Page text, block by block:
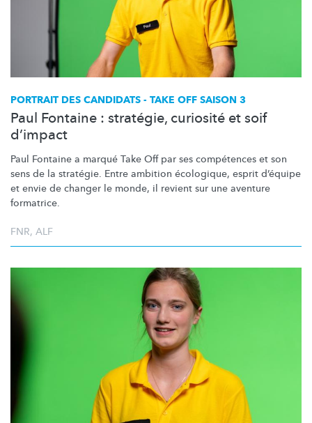
PORTRAIT DES CANDIDATS - TAKE OFF SAISON 3
Paul Fontaine : stratégie, curiosité et soif
d’impact
Paul Fontaine a marqué Take Off par ses compétences et son
sens de la stratégie. Entre ambition écologique, esprit d’équipe
et envie de changer le monde, il revient sur une aventure
formatrice.
FNR, ALF